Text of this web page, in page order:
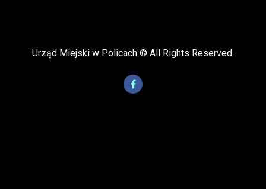
Urząd Miejski w Policach © All Rights Reserved.